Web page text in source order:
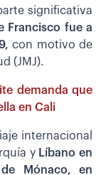
significativa
Francisco fue a
con motivo de
(JMJ).
demanda que
en Cali
internacional
y Líbano en
Mónaco, en